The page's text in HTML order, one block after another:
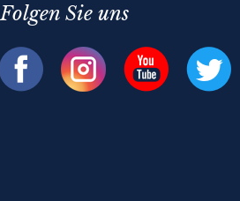
Folgen Sie uns